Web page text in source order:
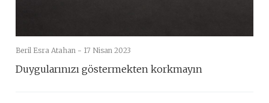
Beril Esra Atahan - 17 Nisan 2023
Duygularınızı göstermekten korkmayın